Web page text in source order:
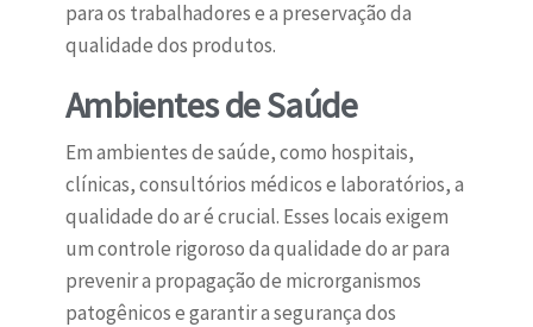
para os trabalhadores e a preservação da
qualidade dos produtos.
Ambientes de Saúde
Em ambientes de saúde, como hospitais,
clínicas, consultórios médicos e laboratórios, a
qualidade do ar é crucial. Esses locais exigem
um controle rigoroso da qualidade do ar para
prevenir a propagação de microrganismos
patogênicos e garantir a segurança dos